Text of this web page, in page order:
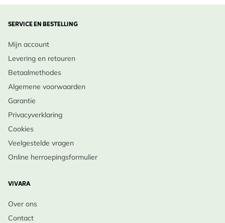
SERVICE EN BESTELLING
Mijn account
Levering en retouren
Betaalmethodes
Algemene voorwaarden
Garantie
Privacyverklaring
Cookies
Veelgestelde vragen
Online herroepingsformulier
VIVARA
Over ons
Contact